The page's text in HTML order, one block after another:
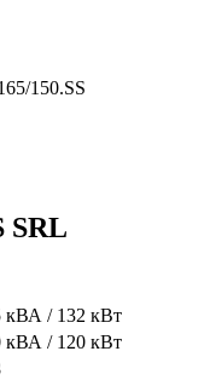
150.SS
SRL
кВА / 132 кВт
кВА / 120 кВт